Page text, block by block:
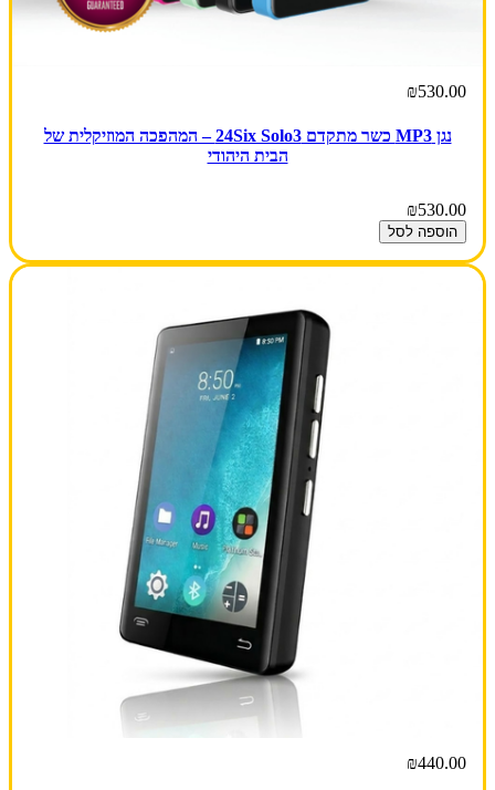
₪530.00
נגן MP3 כשר מתקדם 24Six Solo3 – המהפכה המוזיקלית של
הבית היהודי
₪530.00
הוספה לסל
₪440.00